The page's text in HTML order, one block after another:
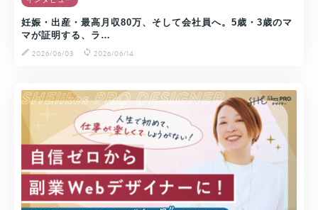
妊娠・出産・最高月収80万、そして会社員へ。5歳・3歳のマ
マが証明する、ラ…
2026/06/03
2026/06/14